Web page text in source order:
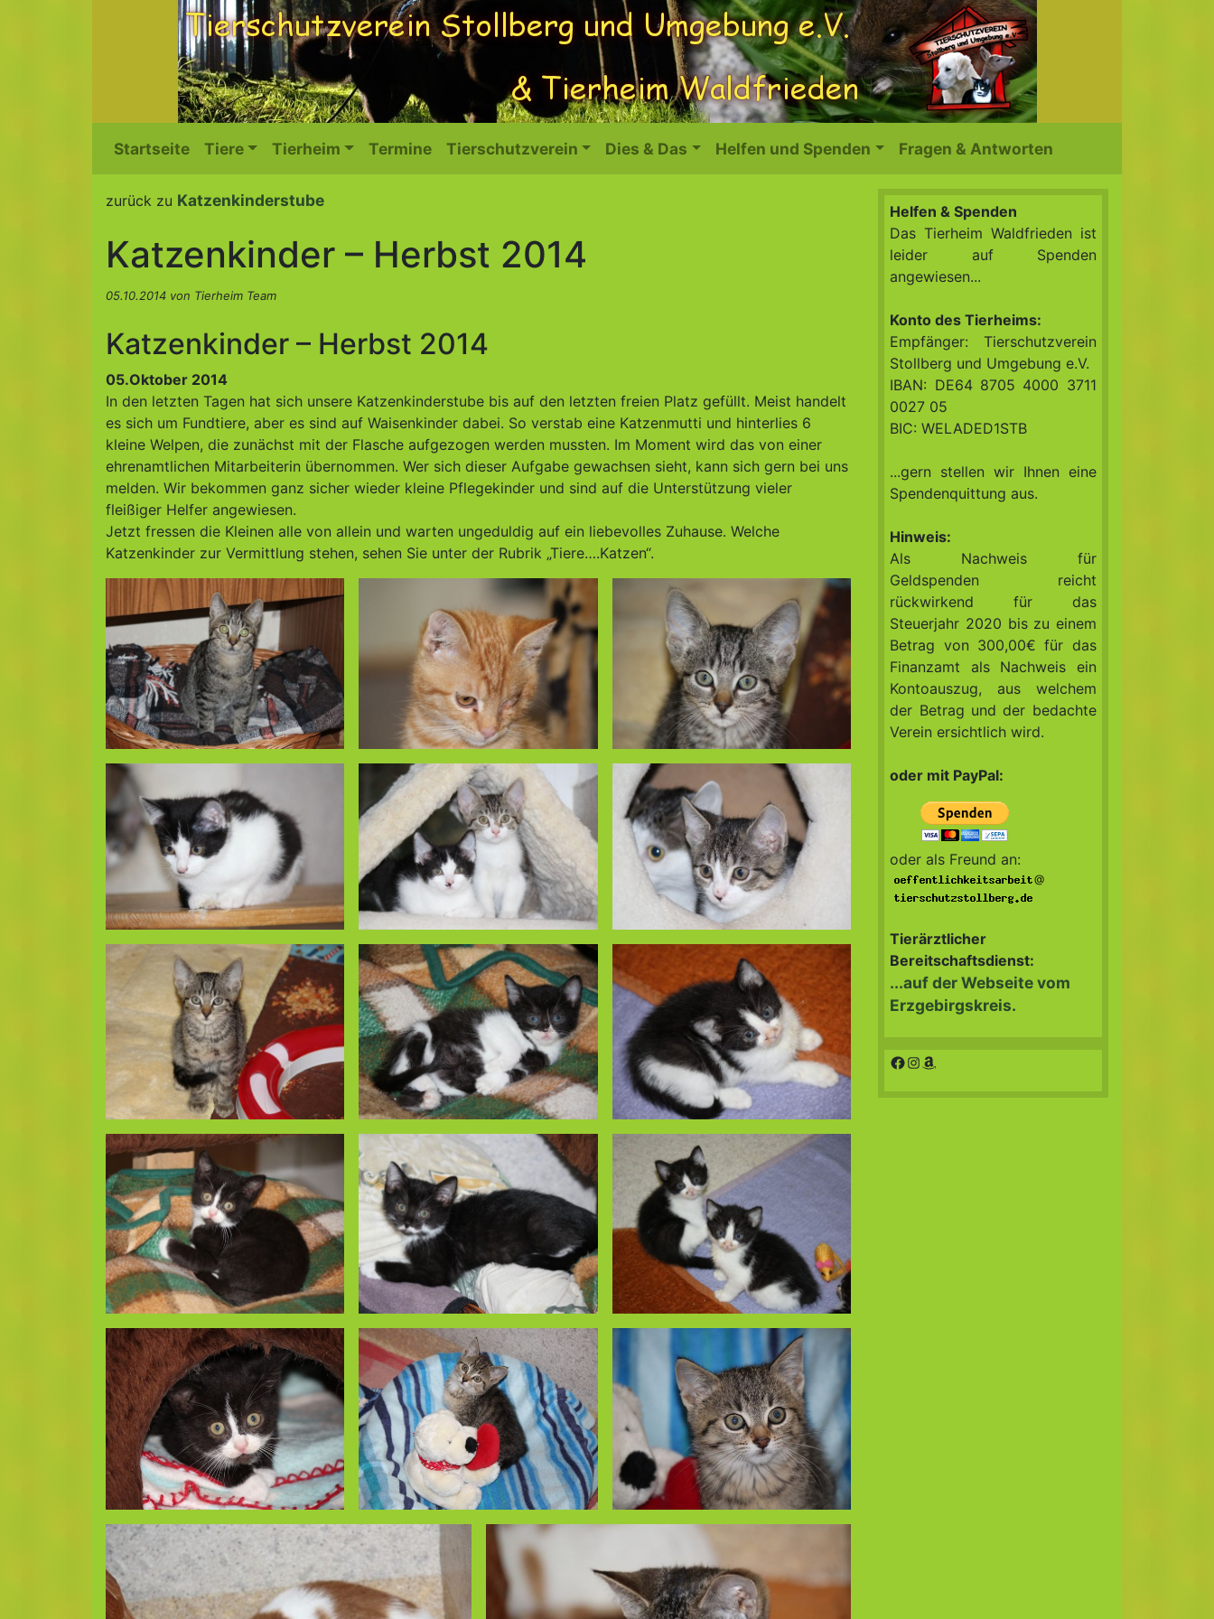
Startseite Tiere Tierheim Termine Tierschutzverein Dies & Das Helfen und Spenden Fragen & Antworten
zurück zu Katzenkinderstube
Katzenkinder – Herbst 2014
05.10.2014 von Tierheim Team
Katzenkinder – Herbst 2014
05.Oktober 2014
In den letzten Tagen hat sich unsere Katzenkinderstube bis auf den letzten freien Platz gefüllt. Meist handelt
es sich um Fundtiere, aber es sind auf Waisenkinder dabei. So verstab eine Katzenmutti und hinterlies 6
kleine Welpen, die zunächst mit der Flasche aufgezogen werden mussten. Im Moment wird das von einer
ehrenamtlichen Mitarbeiterin übernommen. Wer sich dieser Aufgabe gewachsen sieht, kann sich gern bei uns
melden. Wir bekommen ganz sicher wieder kleine Pflegekinder und sind auf die Unterstützung vieler
fleißiger Helfer angewiesen.
Jetzt fressen die Kleinen alle von allein und warten ungeduldig auf ein liebevolles Zuhause. Welche
Katzenkinder zur Vermittlung stehen, sehen Sie unter der Rubrik „Tiere….Katzen“.
Helfen & Spenden
Das Tierheim Waldfrieden ist
leider auf Spenden
angewiesen...
Konto des Tierheims:
Empfänger: Tierschutzverein
Stollberg und Umgebung e.V.
IBAN: DE64 8705 4000 3711
0027 05
BIC: WELADED1STB
...gern stellen wir Ihnen eine
Spendenquittung aus.
Hinweis:
Als Nachweis für
Geldspenden reicht
rückwirkend für das
Steuerjahr 2020 bis zu einem
Betrag von 300,00€ für das
Finanzamt als Nachweis ein
Kontoauszug, aus welchem
der Betrag und der bedachte
Verein ersichtlich wird.
oder mit PayPal:
oder als Freund an:
@
Tierärztlicher
Bereitschaftsdienst:
...auf der Webseite vom
Erzgebirgskreis.
Facebook
Instagram
Amazon